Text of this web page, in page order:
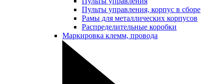
Пульты управления, корпус в сборе
Рамы для металлических корпусов
Распределительные коробки
Маркировка клемм, провода